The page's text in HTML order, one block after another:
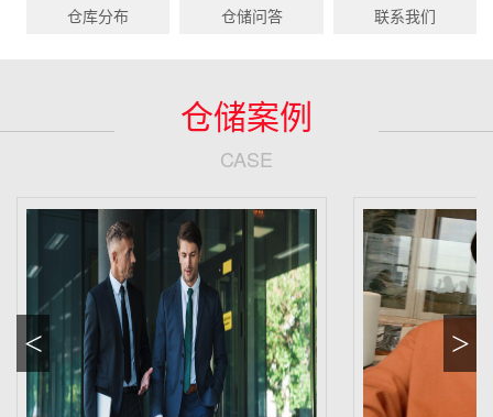
仓库分布 仓储问答 联系我们
仓储案例
CASE
< >